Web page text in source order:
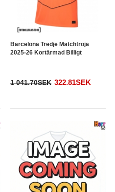
Barcelona Tredje Matchtröja
2025-26 Kortärmad Billigt
1 041.70SEK 322.81SEK